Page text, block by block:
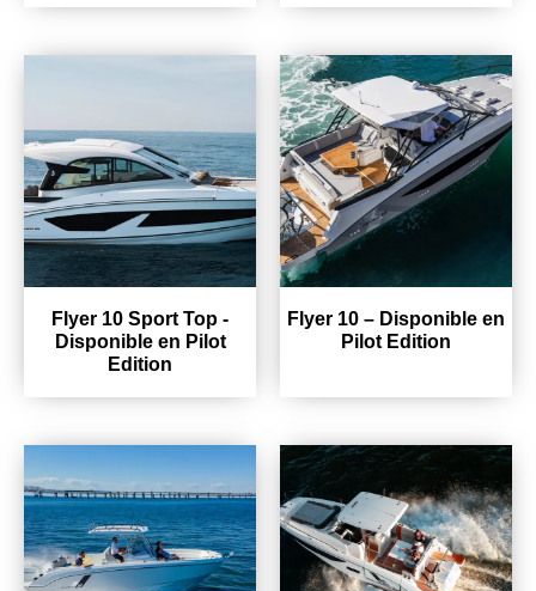
Flyer 10 Sport Top -
Disponible en Pilot
Edition
Flyer 10 – Disponible en
Pilot Edition